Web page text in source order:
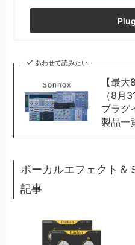
あわせて読みたい
【最
（8月
プラグ
製品一
ボーカルエフェクト＆
記事